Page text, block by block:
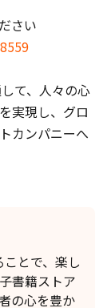
さい
て、人々の心
実現し、グロ
カンパニーへ
とで、楽し
書籍ストア
の心を豊か